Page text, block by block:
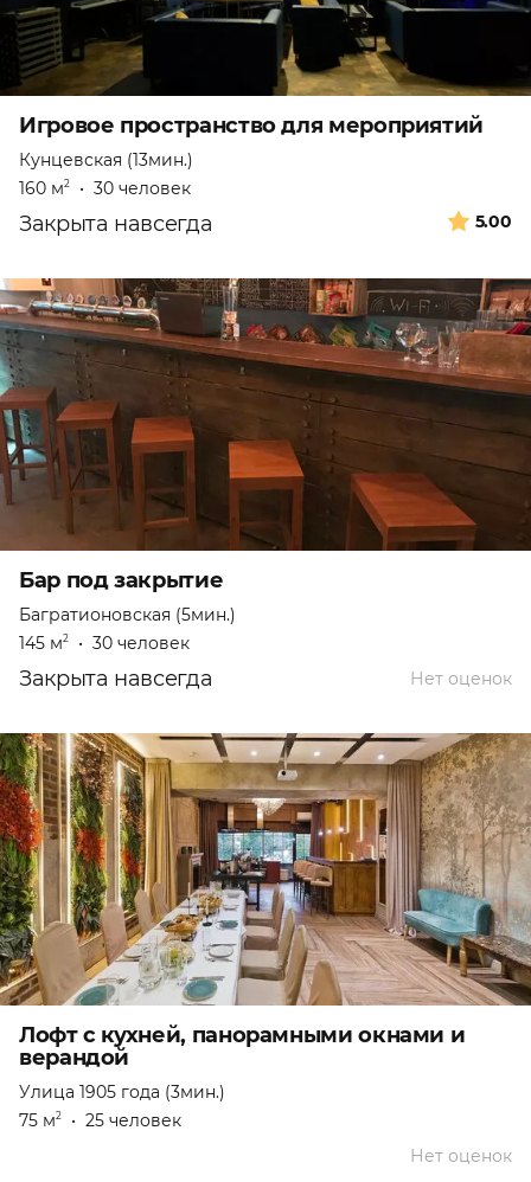
Игровое пространство для мероприятий
Кунцевская (13мин.)
160 м2 • 30 человек
5.00
Закрыта навсегда
Бар под закрытие
Багратионовская (5мин.)
145 м2 • 30 человек
Нет оценок
Закрыта навсегда
Лофт с кухней, панорамными окнами и
верандой
Улица 1905 года (3мин.)
75 м2 • 25 человек
Нет оценок